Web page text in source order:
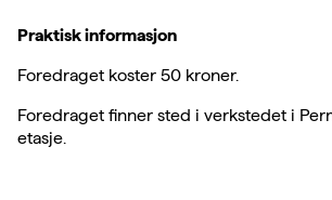
Praktisk informasjon
Foredraget koster 50 kroner.
Foredraget finner sted i verkstedet i
etasje.